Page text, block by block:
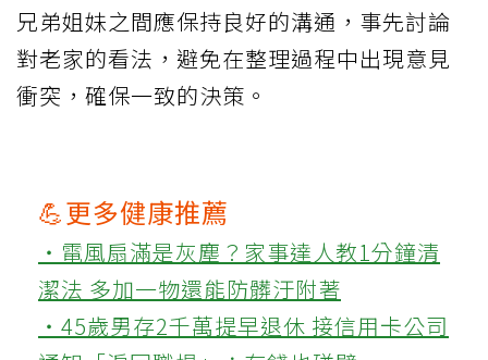
兄弟姐妹之間應保持良好的溝通，事先討論
對老家的看法，避免在整理過程中出現意見
衝突，確保一致的決策。
💪更多健康推薦
‧電風扇滿是灰塵？家事達人教1分鐘清
潔法 多加一物還能防髒汙附著
‧45歲男存2千萬提早退休 接信用卡公司